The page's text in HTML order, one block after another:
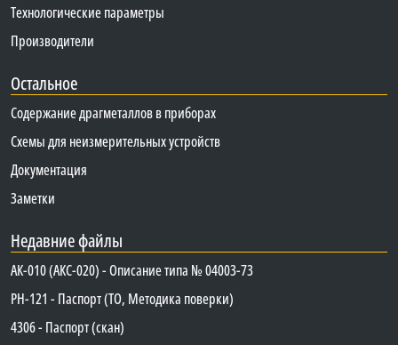
Технологические параметры
Производители
Остальное
Содержание драгметаллов в приборах
Схемы для неизмерительных устройств
Документация
Заметки
Недавние файлы
АК-010 (АКС-020) - Описание типа № 04003-73
PH-121 - Паспорт (ТО, Методика поверки)
4306 - Паспорт (скан)